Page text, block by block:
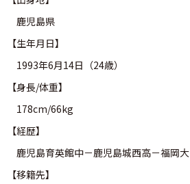
鹿児島県
【生年月日】
1993年6月14日（24歳）
【身長/体重】
178cm/66kg
【経歴】
鹿児島育英館中－鹿児島城西高－福岡大
【移籍先】